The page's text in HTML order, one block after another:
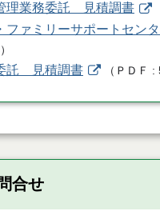
理業務委託 見積調書
ファミリーサポートセン
）
託 見積調書 （ ＰＤＦ
合せ